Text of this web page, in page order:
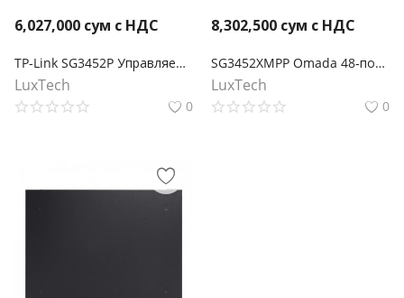
6,027,000 сум с НДС
TP-Link SG3452P Управляемый коммутатор Smart линейки Omada уровня 2+ с 48 гигабитными портами PoE+ и 4 портами SFP
LuxTech
0
8,302,500 сум с НДС
SG3452XMPP Omada 48‑портовый гигабитный управляемый РоЕ-коммутатор уровня L2+ (40 портов PoE+ и 8 портов PoE++) с 4 SFP+ слотами 10G
LuxTech
0